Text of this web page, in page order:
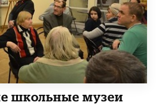
школьные музеи